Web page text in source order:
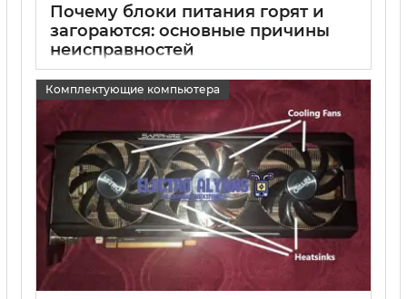
Почему блоки питания горят и
загораются: основные причины
неисправностей
15 05 2025 0
Комплектующие компьютера